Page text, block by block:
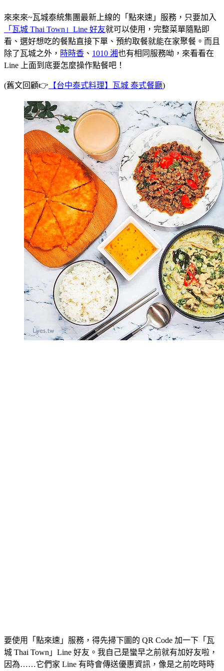
來來來~瓦城泰統集團最新上線的「點來速」服務，只要加入
「瓦城 Thai Town」Line 好友就可以使用，完整菜單隨點即
看、選好想吃的餐點直接下單、預約取餐就能在家聚餐。而且
除了瓦城之外， 時時香 、 1010 湘也有相同服務呦，來看看在
Line 上面到底要怎麼操作點餐吧！
(舊文回顧👉 【台中泰式料理】瓦城 泰式餐廳)
要使用「點來速」服務，得先掃下圖的 QR Code 加一下「瓦
城 Thai Town」Line 好友。我自己是蠻早之前就有加好友啦，
因為……它們家 Line 有時會傳送優惠資訊，像是之前吃時時